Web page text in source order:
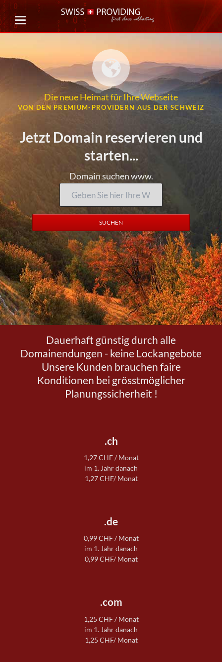
Die neue Heimat für Ihre Webseite
VON DEN PREMIUM-PROVIDERN AUS DER SCHWEIZ
Jetzt Domain reservieren und
starten...
Domain suchen www.
Dauerhaft günstig durch alle
Domainendungen - keine Lockangebote
Unsere Kunden brauchen faire
Konditionen bei grösstmöglicher
Planungssicherheit !
.ch
1,27 CHF / Monat
im 1. Jahr danach
1,27 CHF/ Monat
.de
0,99 CHF / Monat
im 1. Jahr danach
0,99 CHF/ Monat
.com
1,25 CHF / Monat
im 1. Jahr danach
1,25 CHF/ Monat